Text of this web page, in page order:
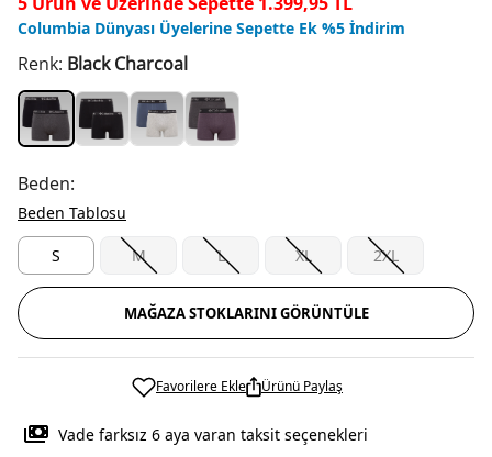
Columbia Dünyası Üyelerine Sepette Ek %5 İndirim
Renk: Black Charcoal
Beden:
Beden Tablosu
S M L XL 2XL
MAĞAZA STOKLARINI GÖRÜNTÜLE
Favorilere Ekle Ürünü Paylaş
Vade farksız 6 aya varan taksit seçenekleri